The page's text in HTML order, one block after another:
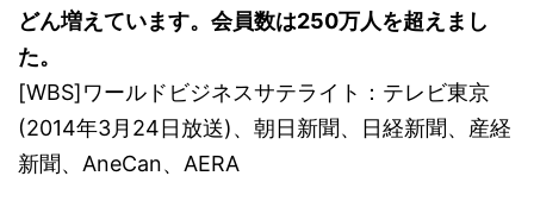
どん増えています。会員数は250万人を超えまし
た。
[WBS]ワールドビジネスサテライト：テレビ東京
(2014年3月24日放送)、朝日新聞、日経新聞、産経
新聞、AneCan、AERA